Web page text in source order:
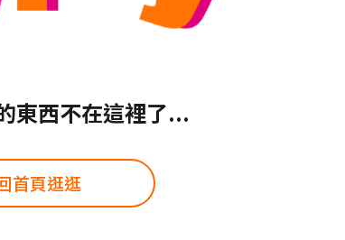
東西不在這裡了...
首頁逛逛